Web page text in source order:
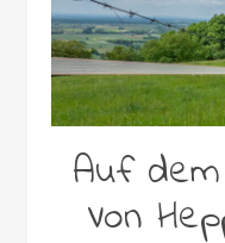
Auf
Von